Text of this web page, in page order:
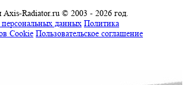
Radiator.ru © 2003 - 2026 год
данных Политика
Cookie Пользовательское соглашение